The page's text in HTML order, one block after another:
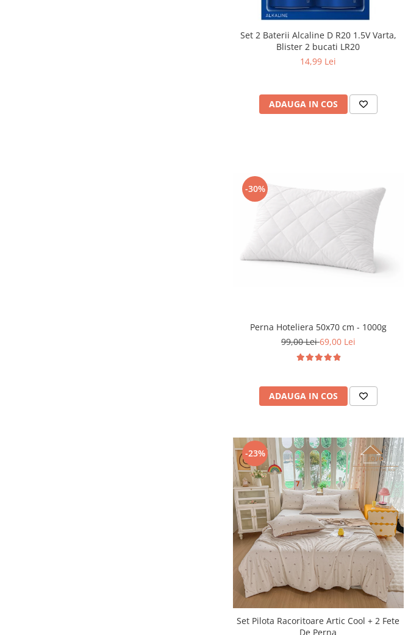
Set 2 Baterii Alcaline D R20 1.5V Varta,
Blister 2 bucati LR20
14,99 Lei
ADAUGA IN COS
-30%
Perna Hoteliera 50x70 cm - 1000g
99,00 Lei69,00 Lei
ADAUGA IN COS
-23%
Set Pilota Racoritoare Artic Cool + 2 Fete
De Perna